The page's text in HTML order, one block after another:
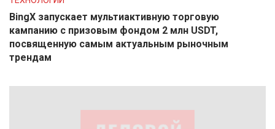
BingX запускает мультиактивную торговую
кампанию с призовым фондом 2 млн USDT,
посвященную самым актуальным рыночным
трендам